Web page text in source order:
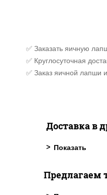
✅ Заказать яичную
✅ Круглосуточная
✅ Заказ яичной лапши
Доставка в
Предлагаем